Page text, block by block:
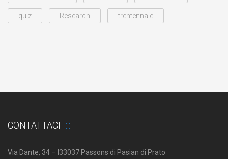
quiz Research trentennale
CONTATTACI
Via Dante, 34 – I33037 Passons di Pasian di Prato